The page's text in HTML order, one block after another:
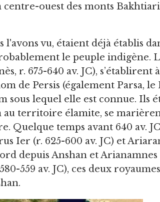
ouest des monts
l'avons vu, étaient déjà établis
le peuple indigène.
r. 675-640 av. JC), s’établirent
de Persis (également Parsa, le
sous lequel elle est connue. Ils
territoire élamite, se
Quelque temps avant 640 av.
Ier (r. 625-600 av. JC) et
depuis Anshan et Arianamnes
559 av. JC), ces deux